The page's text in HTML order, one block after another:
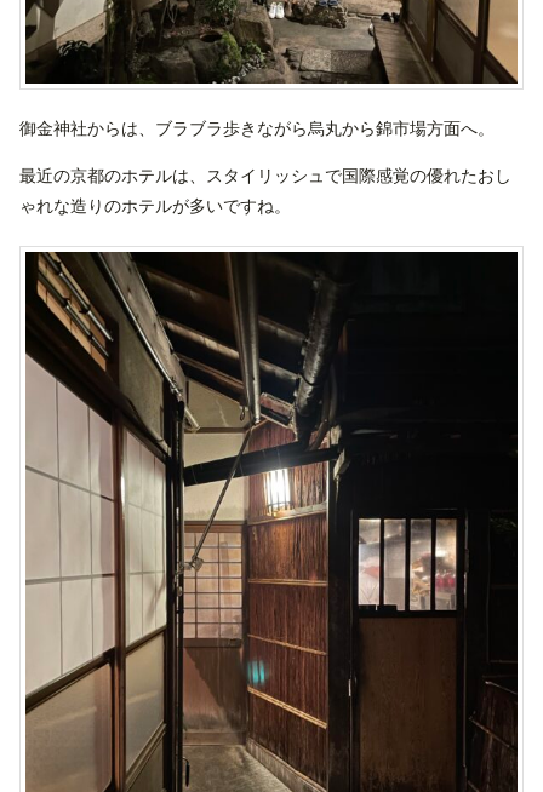
御金神社からは、ブラブラ歩きながら烏丸から錦市場方面へ。
最近の京都のホテルは、スタイリッシュで国際感覚の優れたおし
ゃれな造りのホテルが多いですね。